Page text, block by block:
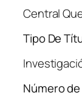
Central
Tipo De
Número